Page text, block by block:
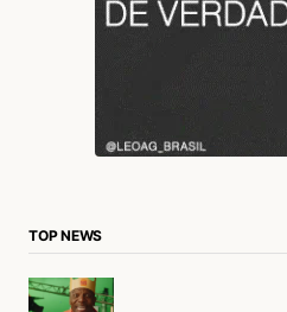
TOP NEWS